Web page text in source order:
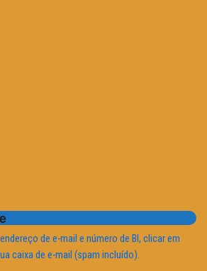
de e-mail e número de BI, clicar em
caixa de e-mail (spam incluído).